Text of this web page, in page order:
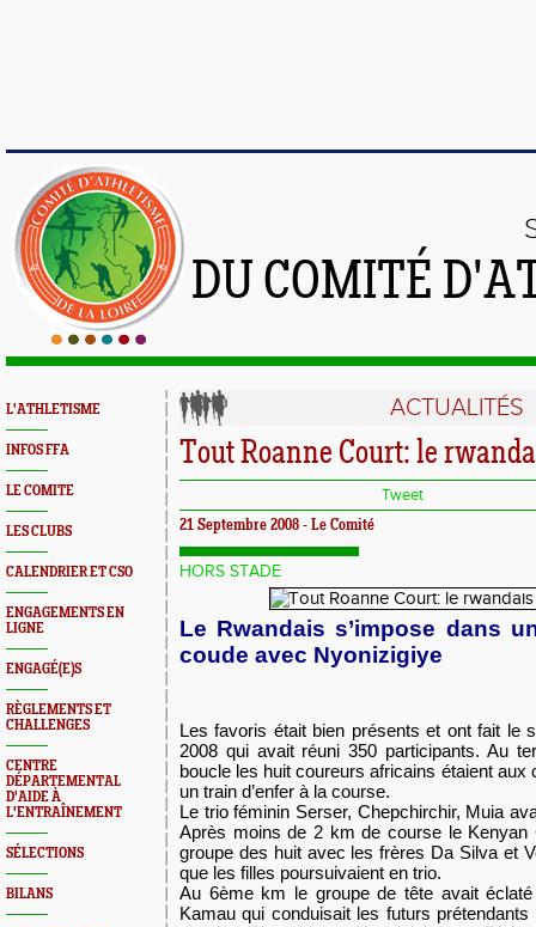
DU COMITÉ
L'ATHLETISME
INFOS FFA
LE COMITE
LES CLUBS
CALENDRIER ET CSO
ENGAGEMENTS EN
LIGNE
ENGAGÉ(E)S
RÈGLEMENTS ET
CHALLENGES
CENTRE
DÉPARTEMENTAL
D'AIDE À
L'ENTRAÎNEMENT
SÉLECTIONS
BILANS
ACTUALITÉS
Tout Roanne Court: le
Tweet
21 Septembre 2008 - Le Comité
HORS STADE
Le Rwandais s’impose dans
coude avec Nyonizigiye
Les favoris était bien présents et ont fait le
2008 qui avait réuni 350 participants. Au
boucle les huit coureurs africains étaient
un train d’enfer à la course.
Le trio féminin Serser, Chepchirchir, Muia
Après moins de 2 km de course le
groupe des huit avec les frères Da Silva et
que les filles poursuivaient en trio.
Au 6ème km le groupe de tête avait
Kamau qui conduisait les futurs